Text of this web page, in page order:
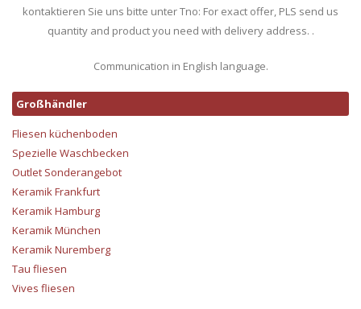
kontaktieren Sie uns bitte unter Tno: For exact offer, PLS send us
quantity and product you need with delivery address. .
Communication in English language.
Großhändler
Fliesen küchenboden
Spezielle Waschbecken
Outlet Sonderangebot
Keramik Frankfurt
Keramik Hamburg
Keramik München
Keramik Nuremberg
Tau fliesen
Vives fliesen